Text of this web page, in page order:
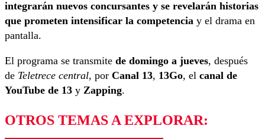
integrarán nuevos concursantes y se revelarán historias
que prometen intensificar la competencia y el drama en
pantalla.
El programa se transmite de domingo a jueves, después
de Teletrece central, por Canal 13, 13Go, el canal de
YouTube de 13 y Zapping.
OTROS TEMAS A EXPLORAR: